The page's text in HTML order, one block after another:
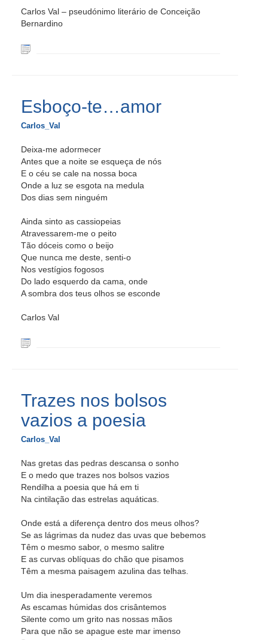
Carlos Val – pseudónimo literário de Conceição
Bernardino
Esboço-te…amor
Carlos_Val
Deixa-me adormecer
Antes que a noite se esqueça de nós
E o céu se cale na nossa boca
Onde a luz se esgota na medula
Dos dias sem ninguém
Ainda sinto as cassiopeias
Atravessarem-me o peito
Tão dóceis como o beijo
Que nunca me deste, senti-o
Nos vestígios fogosos
Do lado esquerdo da cama, onde
A sombra dos teus olhos se esconde
Carlos Val
Trazes nos bolsos
vazios a poesia
Carlos_Val
Nas gretas das pedras descansa o sonho
E o medo que trazes nos bolsos vazios
Rendilha a poesia que há em ti
Na cintilação das estrelas aquáticas.
Onde está a diferença dentro dos meus olhos?
Se as lágrimas da nudez das uvas que bebemos
Têm o mesmo sabor, o mesmo salitre
E as curvas oblíquas do chão que pisamos
Têm a mesma paisagem azulina das telhas.
Um dia inesperadamente veremos
As escamas húmidas dos crisântemos
Silente como um grito nas nossas mãos
Para que não se apague este mar imenso